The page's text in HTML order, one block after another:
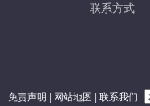
联系方式
免责声明 | 网站地图 | 联系我们